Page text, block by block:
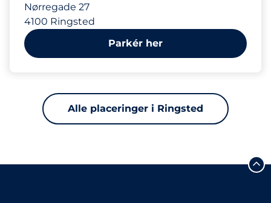
Nørregade 27
4100 Ringsted
Parkér her
Alle placeringer i Ringsted